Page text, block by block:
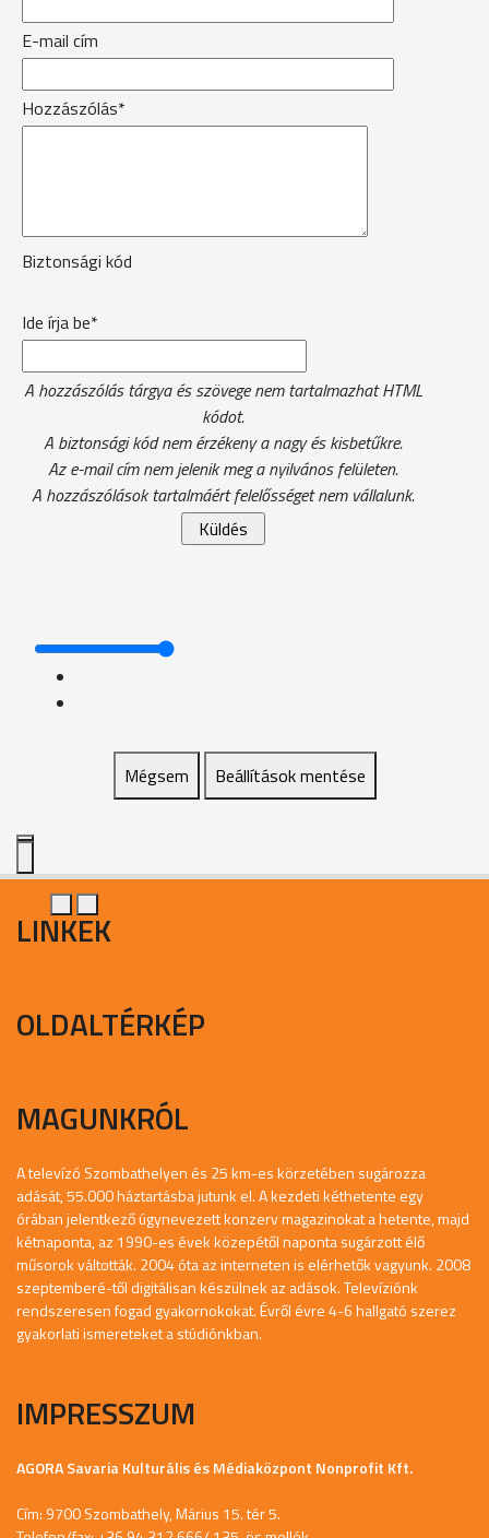
E-mail cím
Hozzászólás*
Biztonsági kód
Ide írja be*
A hozzászólás tárgya és szövege nem tartalmazhat HTML
kódot.
A biztonsági kód nem érzékeny a nagy és kisbetűkre.
Az e-mail cím nem jelenik meg a nyilvános felületen.
A hozzászólások tartalmáért felelősséget nem vállalunk.
Mégsem Beállítások mentése
LINKEK
OLDALTÉRKÉP
MAGUNKRÓL
A televízó Szombathelyen és 25 km-es körzetében sugározza
adását, 55.000 háztartásba jutunk el. A kezdeti kéthetente egy
órában jelentkező úgynevezett konzerv magazinokat a hetente, majd
kétnaponta, az 1990-es évek közepétől naponta sugárzott élő
műsorok váltották. 2004 óta az interneten is elérhetők vagyunk. 2008
szeptemberé-től digitálisan készülnek az adások. Televíziónk
rendszeresen fogad gyakornokokat. Évről évre 4-6 hallgató szerez
gyakorlati ismereteket a stúdiónkban.
IMPRESSZUM
AGORA Savaria Kulturális és Médiaközpont Nonprofit Kft.
Cím: 9700 Szombathely, Márius 15. tér 5.